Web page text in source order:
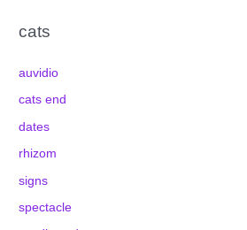
cats
auvidio
cats end
dates
rhizom
signs
spectacle